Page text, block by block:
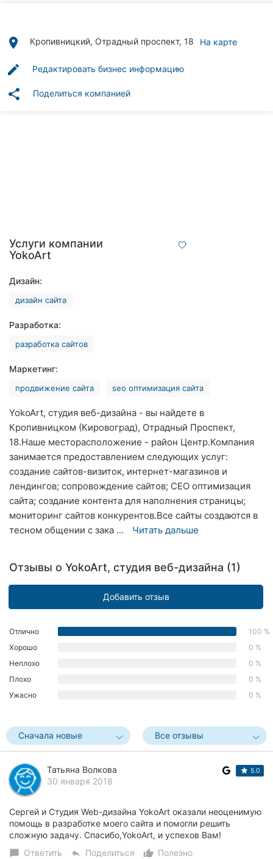
рубрики
Тернополь
Хмельницкий
Одесса
Киев
Харьков
Запорожье
Днепр
Львов
Кривой
Рог
Николаев
Полтава
Черновцы
Сумы
Франковск
Ужгород
Карпаты
place Кропивницкий, Отрадный проспект, 18 На карте
edit Редактировать бизнес информацию
share Поделиться компанией
Услуги компании
YokoArt
Дизайн:
дизайн сайта
Разработка:
разработка сайтов
Маркетинг:
продвижение сайта seo оптимизация сайта
YokoArt, студия веб-дизайна - вы найдете в
Кропивницком (Кировоград), Отрадный Проспект,
18.Наше месторасположение - район Центр.Компания
занимается предоставлением следующих услуг:
создание сайтов-визиток, интернет-магазинов и
лендингов; сопровождение сайтов; СЕО оптимизация
сайта; создание контента для наполнения страницы;
мониторинг сайтов конкурентов.Все сайты создаются в
тесном общении с зака ...
Читать дальше
Отзывы о YokoArt, студия веб-дизайна (1)
Добавить отзыв
Отлично
100 %
Хорошо
0 %
Неплохо
0 %
Плохо
0 %
Ужасно
0 %
Сначала новые Все отзывы
Татьяна Волкова
30 января 2018
5.0
Сергей и Студия Web-дизайна YokoArt оказали неоценимую
помощь в разработке моего сайта и помогли решить
сложную задачу. Спасибо,YokoArt, и успехов Вам!
chat_bubble Ответить reply Поделиться thumb_up_alt
Полезно